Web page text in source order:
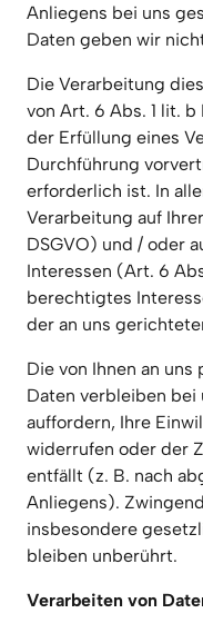
Anliegens bei uns
Daten geben wir
Die Verarbeitung
von Art. 6 Abs. 1 lit.
der Erfüllung eines
Durchführung
erforderlich ist. In
Verarbeitung auf
DSGVO) und / oder
Interessen (Art. 6
berechtigtes
der an uns
Die von Ihnen an
Daten verbleiben bei
auffordern, Ihre
widerrufen oder der
entfällt (z. B. nach
Anliegens).
insbesondere
bleiben unberührt.
Verarbeiten von